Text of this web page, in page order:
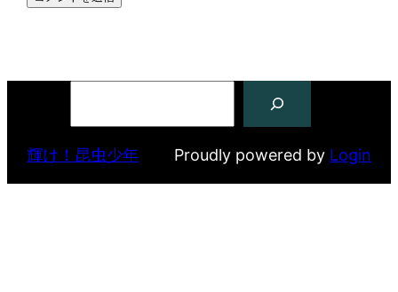
輝け！昆虫少年 Proudly powered by Login